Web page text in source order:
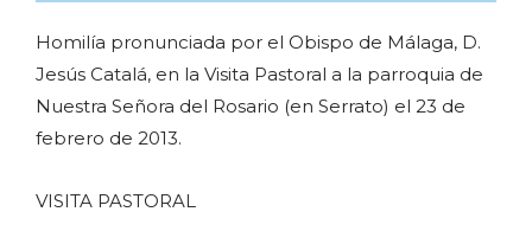
Homilía pronunciada por el Obispo de Málaga, D.
Jesús Catalá, en la Visita Pastoral a la parroquia de
Nuestra Señora del Rosario (en Serrato) el 23 de
febrero de 2013.
VISITA PASTORAL